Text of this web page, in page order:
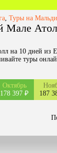
Туры на Мальдивы
Мале
на 10 дней из
туры
Октябрь
178 397 ₽
187